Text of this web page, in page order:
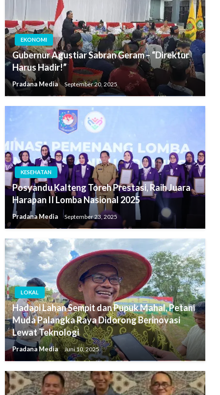
EKONOMI
Gubernur Agustiar Sabran Geram – “Direktur
Harus Hadir!”
Pradana Media September 20, 2025
KESEHATAN
Posyandu Kalteng Toreh Prestasi, Raih Juara
Harapan II Lomba Nasional 2025
Pradana Media September 23, 2025
LOKAL
Hadapi Lahan Sempit dan Pupuk Mahal, Petani
Muda Palangka Raya Didorong Berinovasi
Lewat Teknologi
Pradana Media Juni 10, 2025